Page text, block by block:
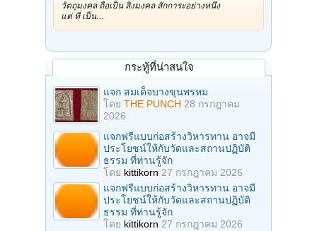
วัตถุมงคล ถือเป็น สิ่งมงคล สักการะอย่างหนึ่ง
แต่ ที่ เป็น…
กระทู้ที่น่าสนใจ
แจก สมเด็จบางขุนพรหม
โดย THE PUNCH 28 กรกฎาคม
2026
แจกฟรีแบบก่อสร้างวิหารทาน อาจมี
ประโยชน์ให้กับวัดและสถานปฏิบัติ
ธรรม ที่ท่านรู้จัก
โดย kittikorn 27 กรกฎาคม 2026
แจกฟรีแบบก่อสร้างวิหารทาน อาจมี
ประโยชน์ให้กับวัดและสถานปฏิบัติ
ธรรม ที่ท่านรู้จัก
โดย kittikorn 27 กรกฎาคม 2026